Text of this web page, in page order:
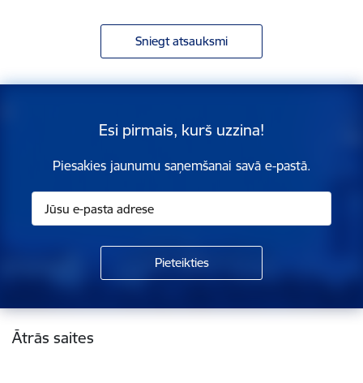
Sniegt atsauksmi
Esi pirmais, kurš uzzina!
Piesakies jaunumu saņemšanai savā e-pastā.
Kājene
Ātrās saites